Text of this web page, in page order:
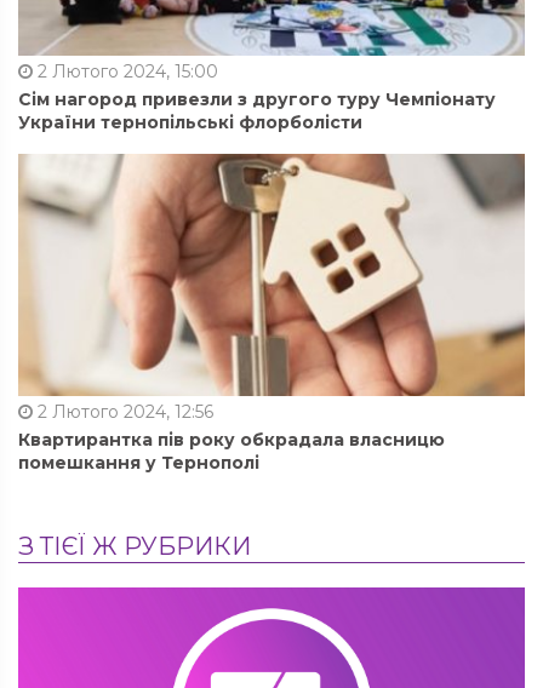
2 Лютого 2024, 15:00
Сім нагород привезли з другого туру Чемпіонату
України тернопільські флорболісти
2 Лютого 2024, 12:56
Квартирантка пів року обкрадала власницю
помешкання у Тернополі
З ТІЄЇ Ж РУБРИКИ